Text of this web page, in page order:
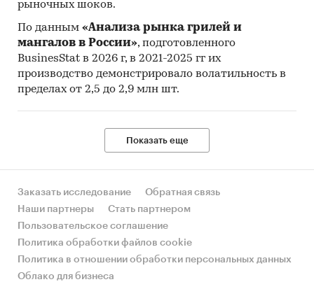
рыночных шоков.
По данным «Анализа рынка грилей и
мангалов в России», подготовленного
BusinesStat в 2026 г, в 2021-2025 гг их
производство демонстрировало волатильность в
пределах от 2,5 до 2,9 млн шт.
Показать еще
Заказать исследование
Обратная связь
Наши партнеры
Стать партнером
Пользовательское соглашение
Политика обработки файлов cookie
Политика в отношении обработки персональных данных
Облако для бизнеса